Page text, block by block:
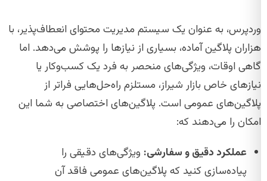
وردپرس، به عنوان یک سیستم مدیریت محتوای انعطاف‌پذیر، با
هزاران پلاگین آماده، بسیاری از نیازها را پوشش می‌دهد. اما
گاهی اوقات، ویژگی‌های منحصر به فرد یک کسب‌وکار یا
نیازهای خاص بازار شیراز، مستلزم راه‌حل‌هایی فراتر از
پلاگین‌های عمومی است. پلاگین‌های اختصاصی به شما این
امکان را می‌دهند که:
عملکرد دقیق و سفارشی: ویژگی‌های دقیقی را
پیاده‌سازی کنید که پلاگین‌های عمومی فاقد آن